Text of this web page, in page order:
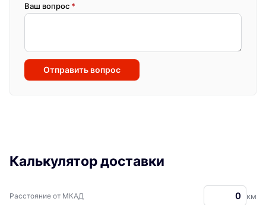
Ваш вопрос *
Отправить вопрос
Калькулятор доставки
Расстояние от МКАД км